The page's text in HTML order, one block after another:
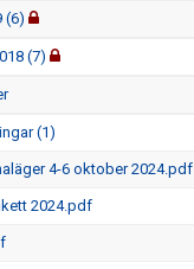
(6)
(7)
(1)
4-6 oktober 2024.pdf
2024.pdf